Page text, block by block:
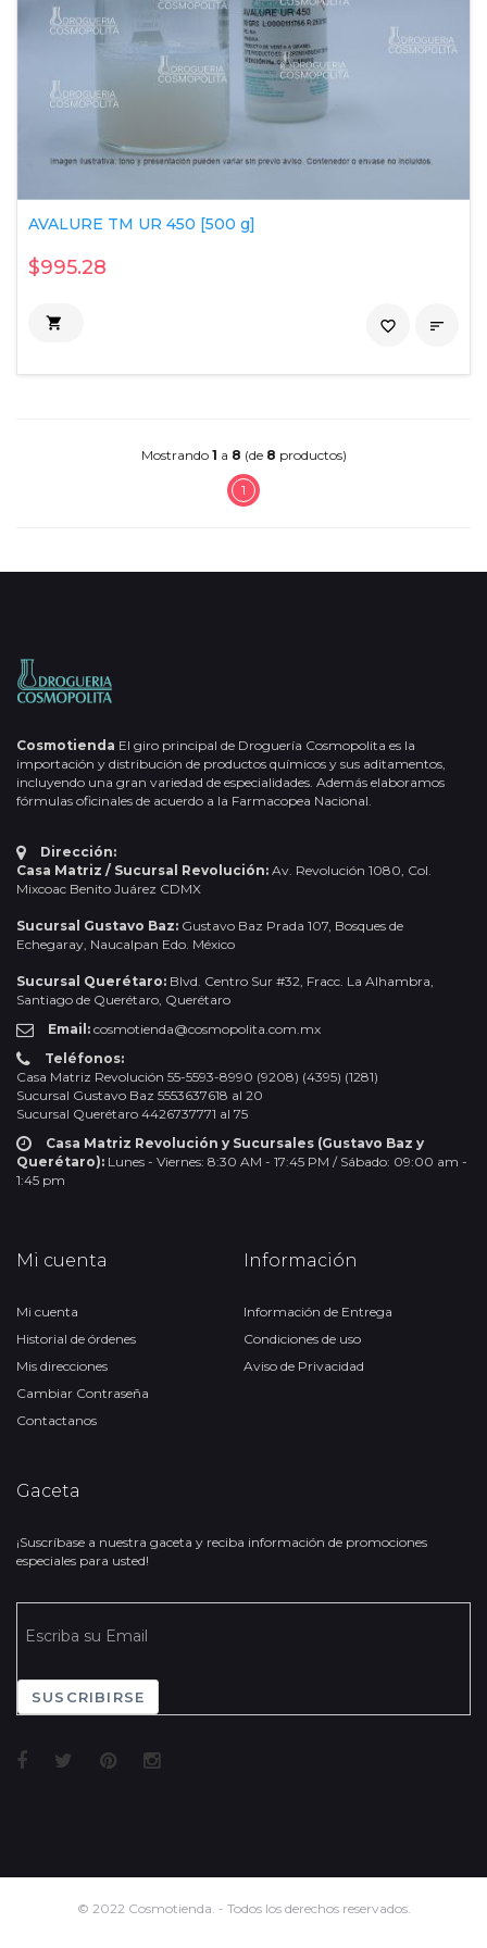
AVALURE TM UR 450 [500 g]
$995.28
 
favorite_border
Mostrando 1 a 8 (de 8 productos)
1
Cosmotienda El giro principal de Droguería Cosmopolita es la
importación y distribución de productos químicos y sus aditamentos,
incluyendo una gran variedad de especialidades. Además elaboramos
fórmulas oficinales de acuerdo a la Farmacopea Nacional.
Dirección:
Casa Matriz / Sucursal Revolución: Av. Revolución 1080, Col.
Mixcoac Benito Juárez CDMX
Sucursal Gustavo Baz: Gustavo Baz Prada 107, Bosques de
Echegaray, Naucalpan Edo. México
Sucursal Querétaro: Blvd. Centro Sur #32, Fracc. La Alhambra,
Santiago de Querétaro, Querétaro
Email: cosmotienda@cosmopolita.com.mx
Teléfonos:
Casa Matriz Revolución 55-5593-8990 (9208) (4395) (1281)
Sucursal Gustavo Baz 5553637618 al 20
Sucursal Querétaro 4426737771 al 75
Casa Matriz Revolución y Sucursales (Gustavo Baz y
Querétaro): Lunes - Viernes: 8:30 AM - 17:45 PM / Sábado: 09:00 am -
1:45 pm
Mi cuenta
Mi cuenta
Historial de órdenes
Mis direcciones
Cambiar Contraseña
Contactanos
Información
Información de Entrega
Condiciones de uso
Aviso de Privacidad
Gaceta
¡Suscríbase a nuestra gaceta y reciba información de promociones
especiales para usted!
SUSCRIBIRSE
© 2022 Cosmotienda. - Todos los derechos reservados.